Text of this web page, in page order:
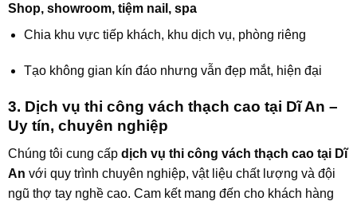
Shop, showroom, tiệm nail, spa
Chia khu vực tiếp khách, khu dịch vụ, phòng riêng
Tạo không gian kín đáo nhưng vẫn đẹp mắt, hiện đại
3. Dịch vụ thi công vách thạch cao tại Dĩ An –
Uy tín, chuyên nghiệp
Chúng tôi cung cấp dịch vụ thi công vách thạch cao tại Dĩ
An với quy trình chuyên nghiệp, vật liệu chất lượng và đội
ngũ thợ tay nghề cao. Cam kết mang đến cho khách hàng